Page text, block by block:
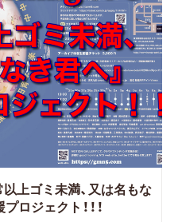
上ゴミ未満、又は名もな
ロジェクト！！！